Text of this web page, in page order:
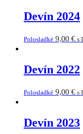
Devín 2024
Polosladké 9,00 € s
Devín 2022
Polosladké 9,00 € s
Devín 2023